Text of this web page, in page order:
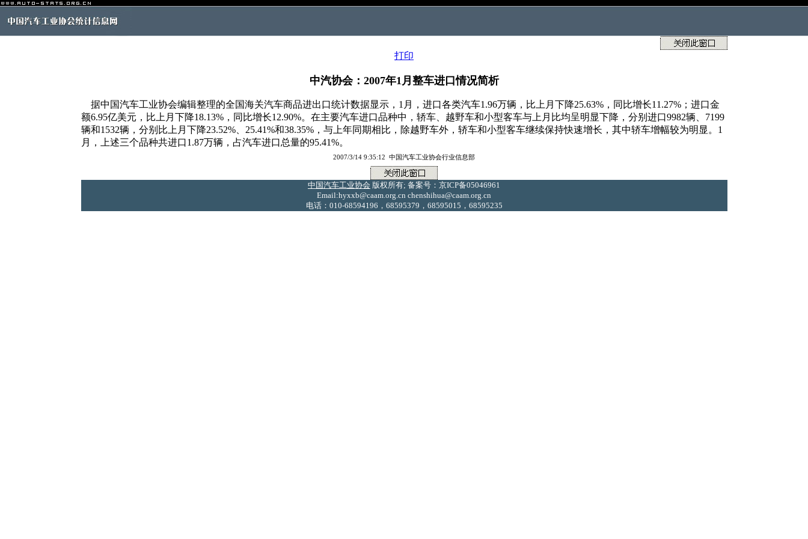
打印
中汽协会：2007年1月整车进口情况简析
据中国汽车工业协会编辑整理的全国海关汽车商品进出口统计数据显示，1月，进口各类汽车1.96万辆，比上月下降25.63%，同比增长11.27%；进口金
额6.95亿美元，比上月下降18.13%，同比增长12.90%。在主要汽车进口品种中，轿车、越野车和小型客车与上月比均呈明显下降，分别进口9982辆、7199
辆和1532辆，分别比上月下降23.52%、25.41%和38.35%，与上年同期相比，除越野车外，轿车和小型客车继续保持快速增长，其中轿车增幅较为明显。1
月，上述三个品种共进口1.87万辆，占汽车进口总量的95.41%。
2007/3/14 9:35:12 中国汽车工业协会行业信息部
中国汽车工业协会 版权所有; 备案号：京ICP备05046961
Email:hyxxb@caam.org.cn chenshihua@caam.org.cn
电话：010-68594196，68595379，68595015，68595235